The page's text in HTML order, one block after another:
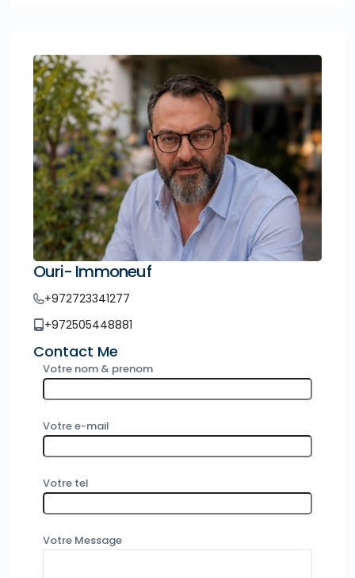
Ouri- Immoneuf
+972723341277
+972505448881
Contact Me
Votre nom & prenom
Votre e-mail
Votre tel
Votre Message